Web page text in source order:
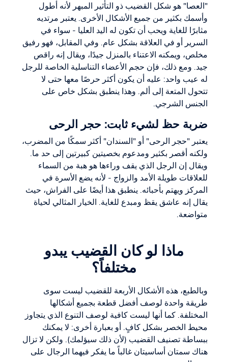
"العصا" هو شكل القضيب ذو التأثير المبهر لأنه أطول
وأسمك بكثير من جميع الأشكال الأخرى. يعتبر مرتديه
مثابرًا للغاية ويحب أن تكون له اليد العليا - سواء في
السرير أو في العلاقة بشكل عام. وفي المقابل، فهو رفيق
مخلص، ويمكنه الاعتناء بالمنزل جيدًا، ويقال إنه راقص
جيد. ومع ذلك، فإن حجم الأعضاء التناسلية الخاصة للرجل
له عيب واحد: عليه أن يكون أكثر حرصًا معها حتى لا
تتحول المتعة إلى ألم. وهذا ينطبق بشكل خاص على
الجنس الشرجي.
ضربة حظ لشيء ثابت: حجر الرحى
يعتبر "حجر الرحى" أو "السندان" أكثر سمكًا من المضرب،
ولكنه أقصر بكثير ومدعوم بخصيتين كبيرتين إلى حد ما.
ويقال إن الرجل الذي يقف وراءها هو هبة من السماء
للعلاقات طويلة الأمد والزواج - لأنه يضع الأسرة في
المركز ويهتم بأحبائه. ينطبق هذا أيضًا على الفراش، حيث
يقال إنه عاشق يقظ ومبدع للغاية. الخيار المثالي لحياة
متواضعة.
ماذا لو كان القضيب يبدو
مختلفاً؟
وبالطبع، هذه الأشكال الأربعة للقضيب ليست سوى
طريقة واحدة لوصف أفضل قطعة بجميع أشكالها
المختلفة. كما أنها ليست كافية لوصف التنوع الذي يتجاوز
محيط الخصر بشكل كافٍ. أو بعبارة أخرى: لا يمكنك
ببساطة تصنيف القضيب (لأن ذلك سيؤلمك). ولكن لا تزال
هناك سمتان أساسيتان غالباً ما يفكر فيهما الرجال على